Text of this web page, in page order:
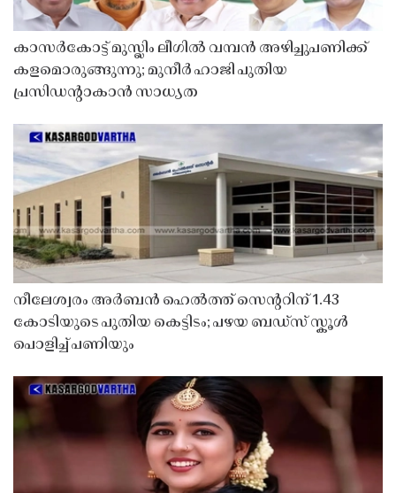
കാസർകോട്ട് മുസ്ലിം ലീഗിൽ വമ്പൻ അഴിച്ചുപണിക്ക്
കളമൊരുങ്ങുന്നു; മുനീർ ഹാജി പുതിയ
പ്രസിഡൻ്റാകാൻ സാധ്യത
നീലേശ്വരം അർബൻ ഹെൽത്ത് സെൻ്ററിന് 1.43
കോടിയുടെ പുതിയ കെട്ടിടം; പഴയ ബഡ്സ് സ്കൂൾ
പൊളിച്ച് പണിയും